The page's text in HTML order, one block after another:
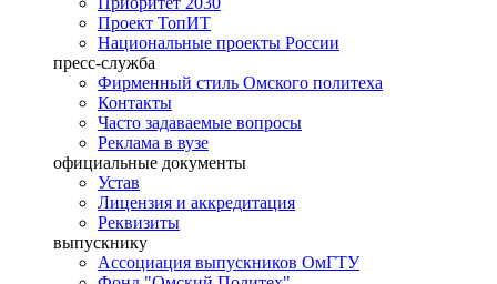
Проект ТопИТ
Национальные проекты России
пресс-служба
Фирменный стиль Омского политеха
Контакты
Часто задаваемые вопросы
Реклама в вузе
официальные документы
Устав
Лицензия и аккредитация
Реквизиты
выпускнику
Ассоциация выпускников ОмГТУ